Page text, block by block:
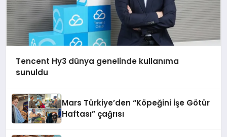
Tencent Hy3 dünya genelinde kullanıma
sunuldu
Mars Türkiye’den “Köpeğini İşe Götür
Haftası” çağrısı